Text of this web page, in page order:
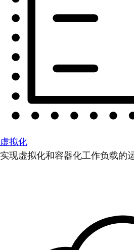
虚拟化
实现虚拟化和容器化工作负载的